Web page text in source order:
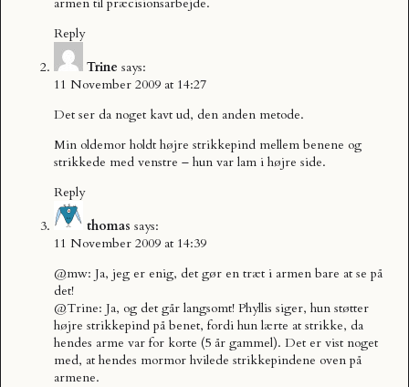
Reply
Trine says:
11 November 2009 at 14:27
Det ser da noget kavt ud, den anden metode.
Min oldemor holdt højre strikkepind mellem benene og
strikkede med venstre – hun var lam i højre side.
Reply
thomas says:
11 November 2009 at 14:39
@mw: Ja, jeg er enig, det gør en træt i armen bare at se på
det!
@Trine: Ja, og det går langsomt! Phyllis siger, hun støtter
højre strikkepind på benet, fordi hun lærte at strikke, da
hendes arme var for korte (5 år gammel). Det er vist noget
med, at hendes mormor hvilede strikkepindene oven på
armene.